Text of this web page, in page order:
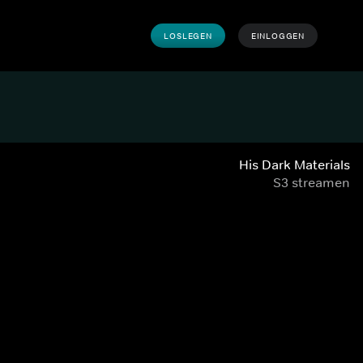
LOSLEGEN EINLOGGEN
His Dark Materials
S3 streamen